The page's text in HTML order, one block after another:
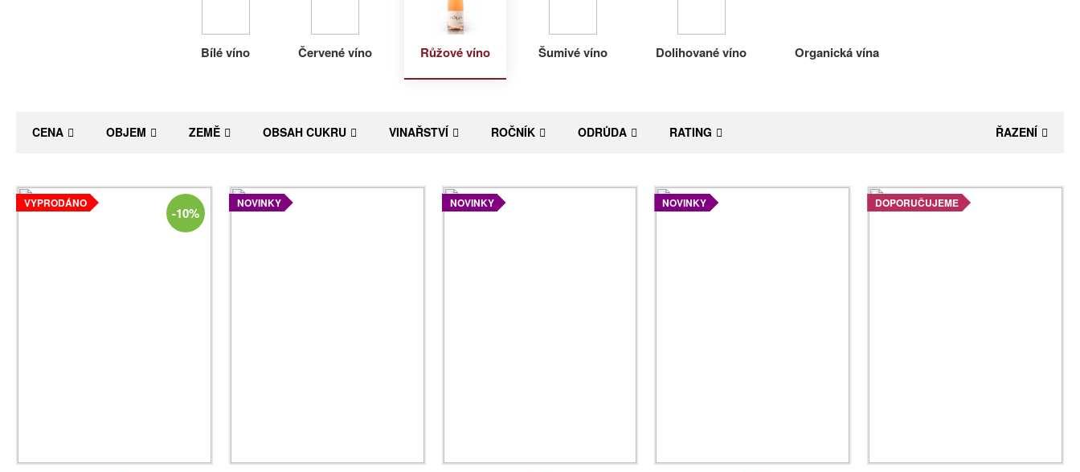
Bílé víno Červené víno Růžové víno Šumivé víno Dolihované víno Organická vína
CENA OBJEM ZEMĚ OBSAH CUKRU VINAŘSTVÍ ROČNÍK ODRŮDA RATING ŘAZENÍ
VYPRODÁNO
-10%
NOVINKY NOVINKY NOVINKY DOPORUČUJEME